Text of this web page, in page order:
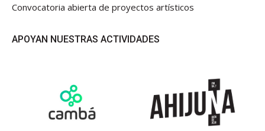
Convocatoria abierta de proyectos artísticos
APOYAN NUESTRAS ACTIVIDADES